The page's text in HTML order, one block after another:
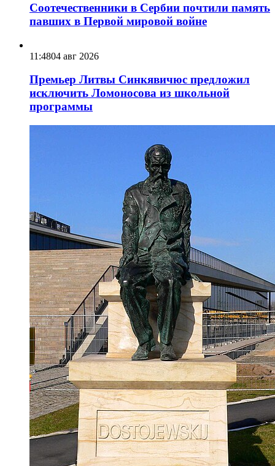
Соотечественники в Сербии почтили память
павших в Первой мировой войне
11:4804 авг 2026
Премьер Литвы Синкявичюс предложил
исключить Ломоносова из школьной
программы